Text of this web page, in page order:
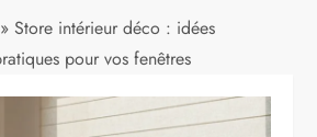
» Store intérieur déco : idées
pour vos fenêtres